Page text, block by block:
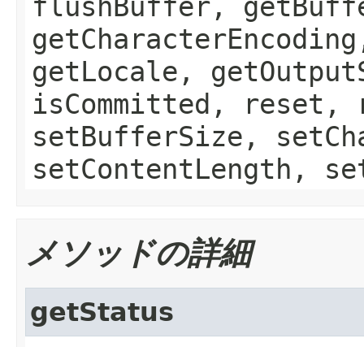
getLocale,
isCommitted, reset,
setBufferSize,
setContentLength,
メソッドの詳細
getStatus